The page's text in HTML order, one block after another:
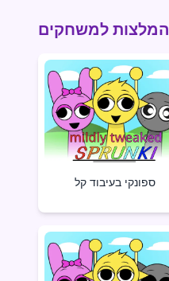
המלצות למשחקים
ספונקי בעיבוד קל